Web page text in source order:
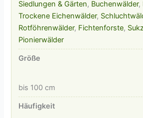
Siedlungen & Gärten, Buchenwälder,
Trockene Eichenwälder,
Rotföhrenwälder, Fichtenforste,
Pionierwälder
Größe
bis 100 cm
Häufigkeit